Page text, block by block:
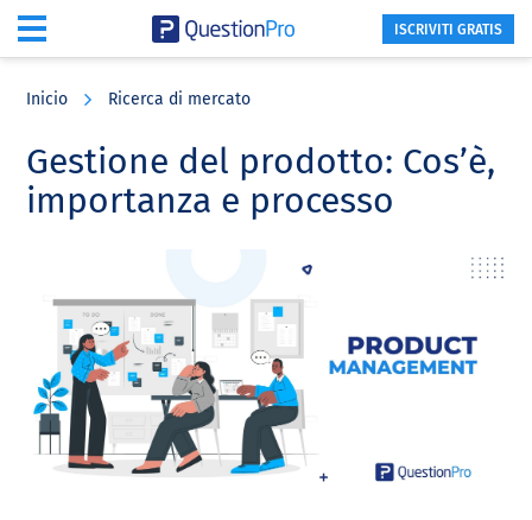
content
sidebar
ISCRIVITI GRATIS
Inicio Ricerca di mercato
Gestione del prodotto: Cos’è,
importanza e processo